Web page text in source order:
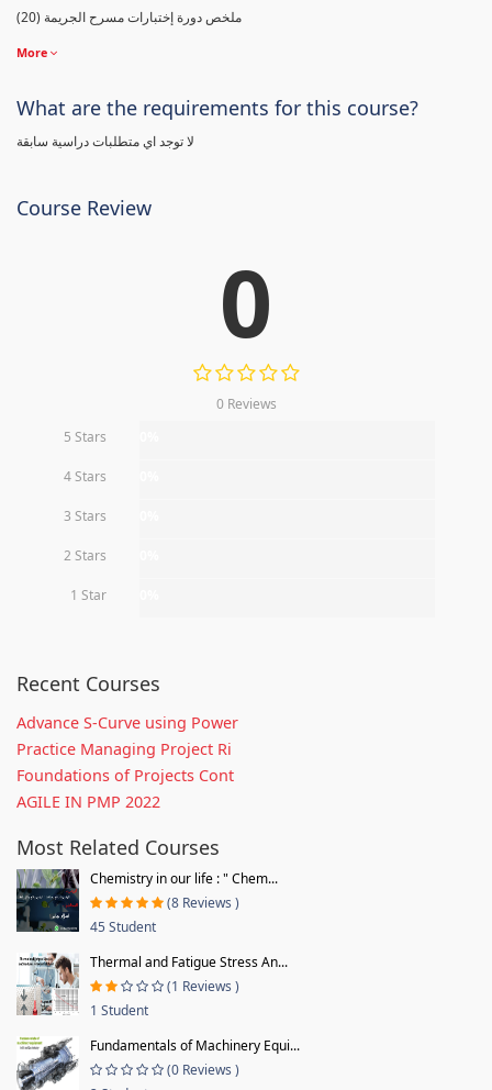
(20) ملخص دورة إختبارات مسرح الجريمة
More
What are the requirements for this course?
لا توجد اي متطلبات دراسية سابقة
Course Review
0
0 Reviews
5 Stars
4 Stars
3 Stars
2 Stars
1 Star
Recent Courses
Advance S-Curve using Power
Practice Managing Project Ri
Foundations of Projects Cont
AGILE IN PMP 2022
Most Related Courses
Chemistry in our life : " Chem...
(8 Reviews )
45 Student
Thermal and Fatigue Stress An...
(1 Reviews )
1 Student
Fundamentals of Machinery Equi...
(0 Reviews )